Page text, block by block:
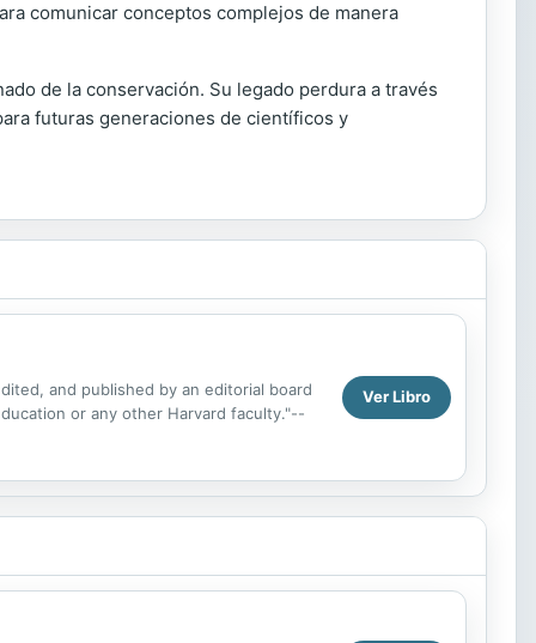
comunicar conceptos complejos de manera
de la conservación. Su legado perdura a través
futuras generaciones de científicos y
and published by an editorial board
or any other Harvard faculty."--
Ver Libro